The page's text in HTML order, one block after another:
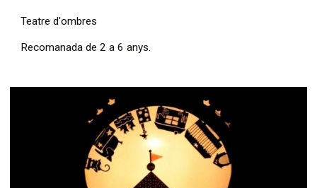
Teatre d'ombres
Recomanada de 2 a 6 anys.